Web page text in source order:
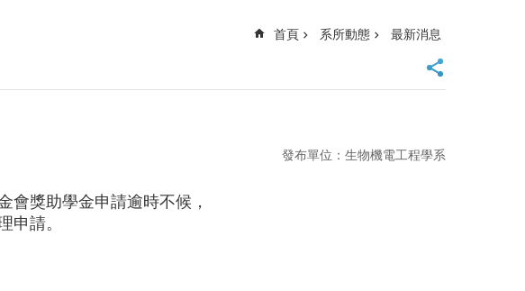
首頁 系所動態 最新消息
發布單位：生物機電工程學系
會獎助學金申請逾時不候，
申請。